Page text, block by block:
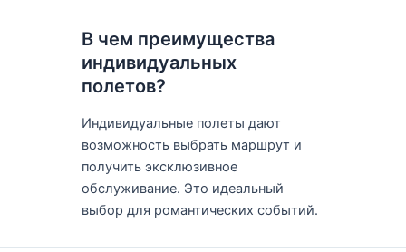
В чем преимущества
индивидуальных
полетов?
Индивидуальные полеты дают
возможность выбрать маршрут и
получить эксклюзивное
обслуживание. Это идеальный
выбор для романтических событий.